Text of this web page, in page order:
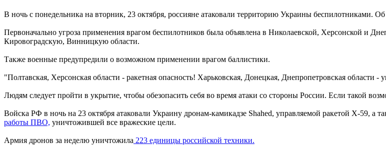
В ночь с понедельника на вторник, 23 октября, россияне атаковали территорию Украины
Первоначально угроза применения врагом беспилотников была объявлена в Николаевской, Херсонской и
Кировоградскую, Винницкую области.
Также военные предупредили о возможном применении врагом баллистики.
"Полтавская, Херсонская области - ракетная опасность! Харьковская, Донецкая, Днепропетровская области
Людям следует пройти в укрытие, чтобы обезопасить себя во время атаки со стороны России. Если такой
Войска РФ в ночь на 23 октября атаковали Украину дронам-камикадзе Shahed, управляемой ракетой Х-59, а
работы ПВО, уничтожившей все вражеские цели.
Армия дронов за неделю уничтожила 223 единицы российской техники.